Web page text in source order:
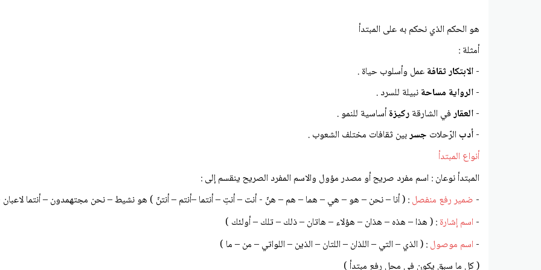
هو الحكم الذي نحكم به على المبتدأ
أمثلة :
-الابتكار ثقافةعمل وأسلوب حياة .
-الرواية مساحةنبيلة للسرد .
-العقارفي الشارقةركيزةأساسية للنمو .
-أدب الرّحلات جسربين ثقافات مختلف الشعوب .
أنواع المبتدأ
المبتدأ نوعان : اسم مفرد صريح أو مصدر مؤول والاسم المفرد الصريح ينقسم إلى :
- ضمير رفع منفصل: ( أنا – نحن – هو – هي – هما – هم – هنّ - أنت – أنتِ – أنتما –أنتم – أنتنّ ) هو نشيط – نحن مجتهمدون – أنتما لاعبان
- اسم إشارة: ( هذا – هذه – هذان – هؤلاء – هاتان – ذلك – تلك – أولئك )
- اسم موصول: ( الذي – التي – اللذان – اللتان – الذين – اللواتي – من – ما )
( كل ما سبق يكون في محل رفع مبتدأ )